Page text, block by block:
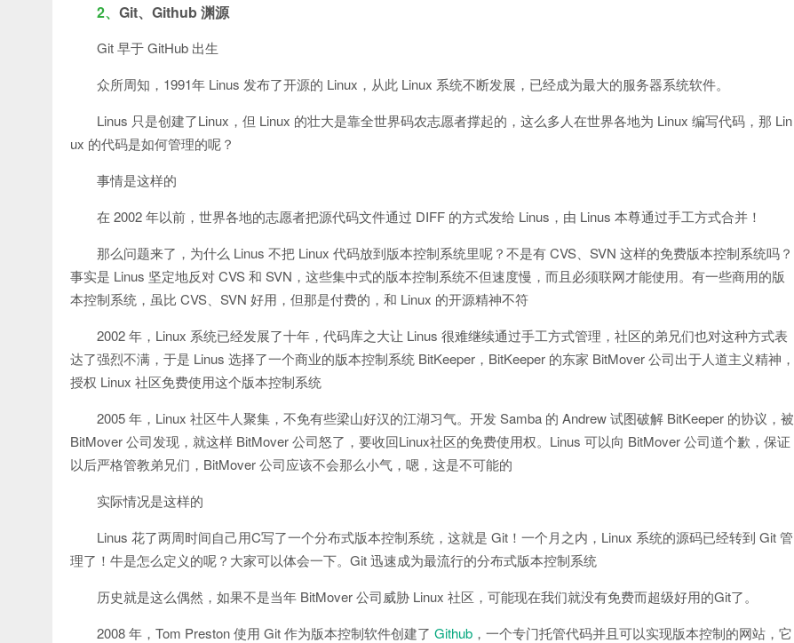
2、 Git、Github 渊源
Git 早于 GitHub 出生
众所周知，1991年 Linus 发布了开源的 Linux，从此 Linux 系统不断发展，已经成为最大的服务器系统软件。
Linus 只是创建了Linux，但 Linux 的壮大是靠全世界码农志愿者撑起的，这么多人在世界各地为 Linux 编写代码，那 Lin
ux 的代码是如何管理的呢？
事情是这样的
在 2002 年以前，世界各地的志愿者把源代码文件通过 DIFF 的方式发给 Linus，由 Linus 本尊通过手工方式合并！
那么问题来了，为什么 Linus 不把 Linux 代码放到版本控制系统里呢？不是有 CVS、SVN 这样的免费版本控制系统吗？
事实是 Linus 坚定地反对 CVS 和 SVN，这些集中式的版本控制系统不但速度慢，而且必须联网才能使用。有一些商用的版
本控制系统，虽比 CVS、SVN 好用，但那是付费的，和 Linux 的开源精神不符
2002 年，Linux 系统已经发展了十年，代码库之大让 Linus 很难继续通过手工方式管理，社区的弟兄们也对这种方式表
达了强烈不满，于是 Linus 选择了一个商业的版本控制系统 BitKeeper，BitKeeper 的东家 BitMover 公司出于人道主义精神，
授权 Linux 社区免费使用这个版本控制系统
2005 年，Linux 社区牛人聚集，不免有些梁山好汉的江湖习气。开发 Samba 的 Andrew 试图破解 BitKeeper 的协议，被
BitMover 公司发现，就这样 BitMover 公司怒了，要收回Linux社区的免费使用权。Linus 可以向 BitMover 公司道个歉，保证
以后严格管教弟兄们，BitMover 公司应该不会那么小气，嗯，这是不可能的
实际情况是这样的
Linus 花了两周时间自己用C写了一个分布式版本控制系统，这就是 Git！一个月之内，Linux 系统的源码已经转到 Git 管
理了！牛是怎么定义的呢？大家可以体会一下。Git 迅速成为最流行的分布式版本控制系统
历史就是这么偶然，如果不是当年 BitMover 公司威胁 Linux 社区，可能现在我们就没有免费而超级好用的Git了。
2008 年，Tom Preston 使用 Git 作为版本控制软件创建了 Github ，一个专门托管代码并且可以实现版本控制的网站，它